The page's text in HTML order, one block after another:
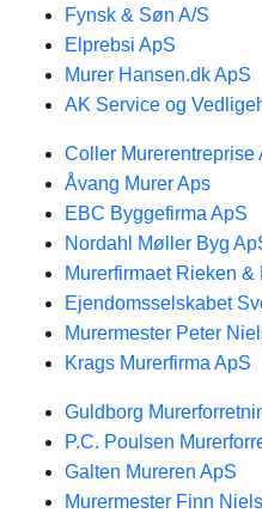
Fynsk & Søn A/S
Elprebsi ApS
Murer Hansen.dk ApS
AK Service og
Coller Murerentreprise
Åvang Murer Aps
EBC Byggefirma ApS
Nordahl Møller Byg
Murerfirmaet Rieken &
Ejendomsselskabet
Murermester Peter
Krags Murerfirma ApS
Guldborg
P.C. Poulsen
Galten Mureren ApS
Murermester Finn